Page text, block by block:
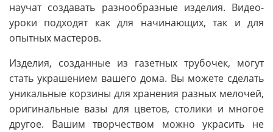
научат создавать разнообразные изделия. Видео-
уроки подходят как для начинающих, так и для
опытных мастеров.
Изделия, созданные из газетных трубочек, могут
стать украшением вашего дома. Вы можете сделать
уникальные корзины для хранения разных мелочей,
оригинальные вазы для цветов, столики и многое
другое. Вашим творчеством можно украсить не